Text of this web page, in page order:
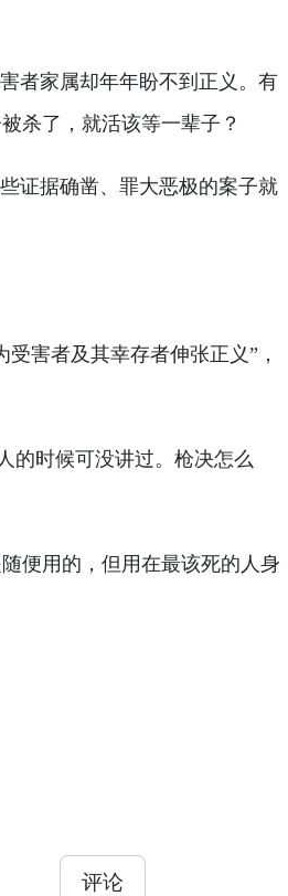
者家属却年年盼不到正义。有
杀了，就活该等一辈子？
证据确凿、罪大恶极的案子就
害者及其幸存者伸张正义”，
的时候可没讲过。枪决怎么
便用的，但用在最该死的人身
评论